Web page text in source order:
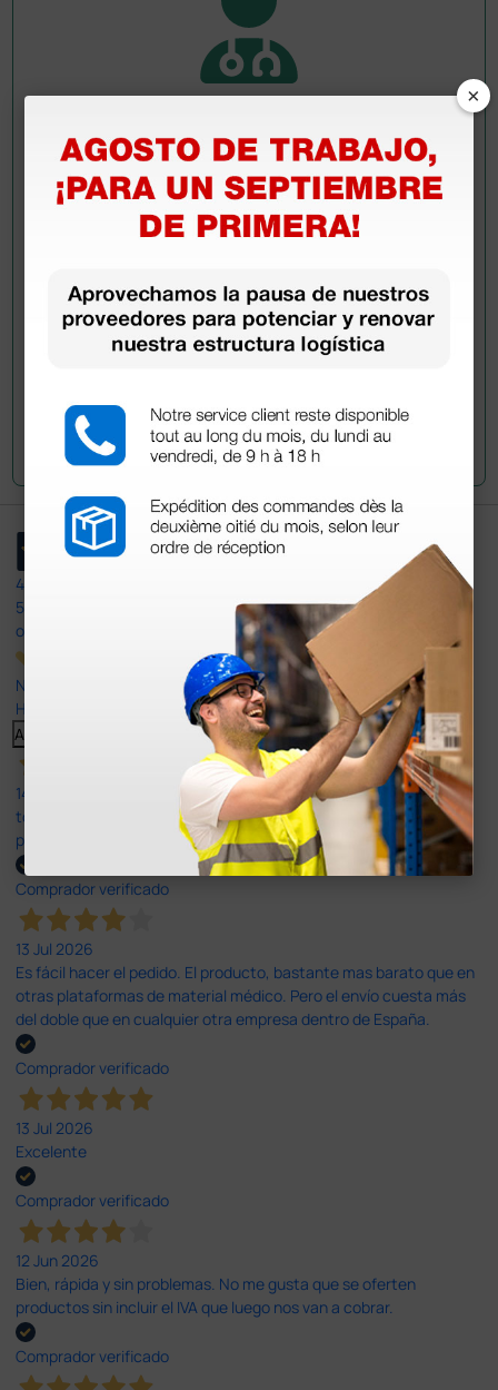
¿Todavía tienes alguna duda? ¿Necesitas más
información?
Envía ahora mismo tu pregunta a los colegas que ya
Envía tu pregunta
4,4
597
opiniones
Nuestras reseñas de 4 y 5 estrellas.
Haga clic aquí para leerlos todos >
Anterior
14 Jul 2026
todo correcto. podria señalar que un poco caro los portes y el
plazo de entrega se alarga.
Comprador verificado
13 Jul 2026
Es fácil hacer el pedido. El producto, bastante mas barato que en
otras plataformas de material médico. Pero el envío cuesta más
del doble que en cualquier otra empresa dentro de España.
Comprador verificado
13 Jul 2026
Excelente
Comprador verificado
12 Jun 2026
Bien, rápida y sin problemas. No me gusta que se oferten
productos sin incluir el IVA que luego nos van a cobrar.
Comprador verificado
×